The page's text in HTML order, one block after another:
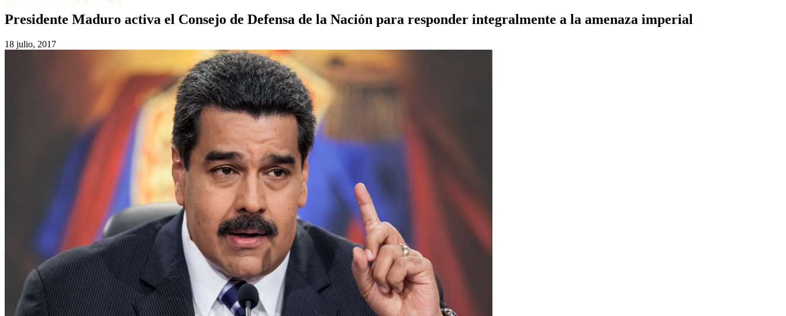
Presidente Maduro activa el Consejo de Defensa de la Nación para responder integralmente a la amenaza imperial
18 julio, 2017